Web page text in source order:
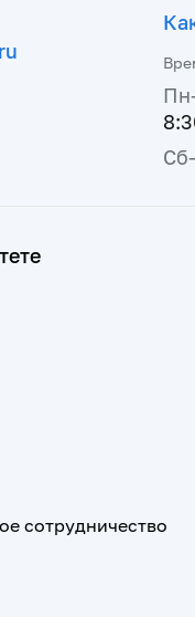
сотрудничество